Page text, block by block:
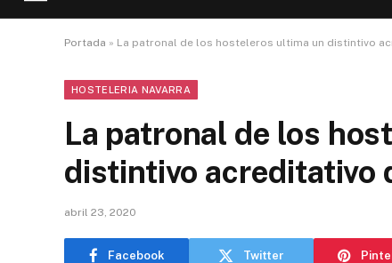
Portada » La patronal de los hosteleros ultima un distintivo
HOSTELERIA NAVARRA
La patronal de los
distintivo acreditativo
abril 23, 2020
Facebook Twitter